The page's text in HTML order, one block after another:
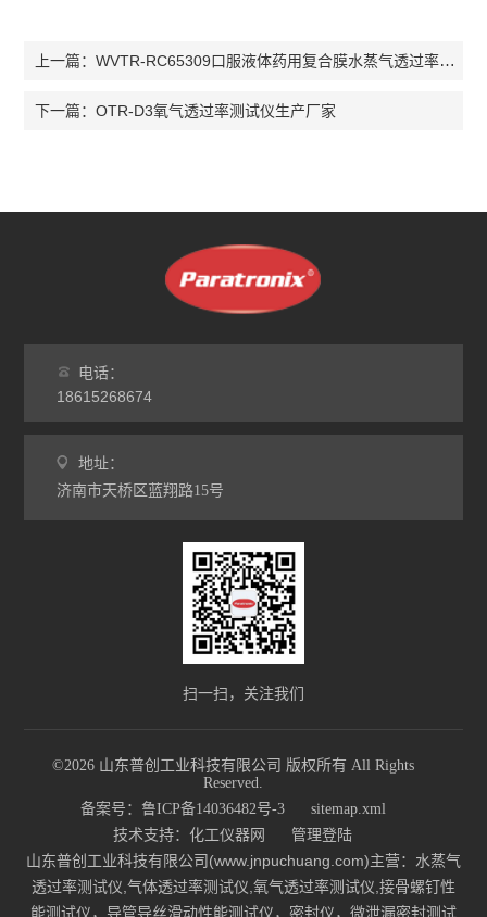
上一篇：WVTR-RC65309口服液体药用复合膜水蒸气透过率测试仪
下一篇：OTR-D3氧气透过率测试仪生产厂家
电话：
18615268674
地址：
济南市天桥区蓝翔路15号
扫一扫，关注我们
©2026 山东普创工业科技有限公司 版权所有 All Rights
Reserved.
备案号：鲁ICP备14036482号-3
sitemap.xml
技术支持： 化工仪器网 管理登陆
山东普创工业科技有限公司(www.jnpuchuang.com)主营：水蒸气
透过率测试仪,气体透过率测试仪,氧气透过率测试仪,接骨螺钉性
能测试仪，导管导丝滑动性能测试仪，密封仪，微泄漏密封测试